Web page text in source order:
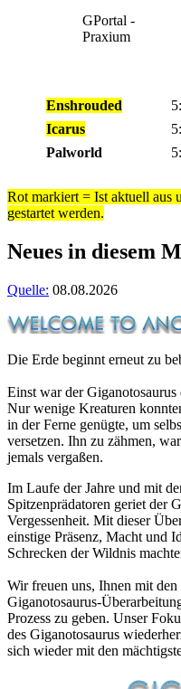
GPortal -
Praxium
Enshrouded
Icarus
Palworld
Rot markiert = Ist aktuell aus
gestartet werden.
Neues in diesem
Quelle: 08.08.2026
Die Erde beginnt erneut zu
Einst war der
Nur wenige Kreaturen
in der Ferne genügte, um
versetzen. Ihn zu zähmen,
jemals vergaßen.
Im Laufe der Jahre und mit
Spitzenprädatoren geriet der
Vergessenheit. Mit dieser
einstige Präsenz, Macht und
Schrecken der Wildnis
Wir freuen uns, Ihnen mit
Giganotosaurus-
Prozess zu geben. Unser
des Giganotosaurus
sich wieder mit den